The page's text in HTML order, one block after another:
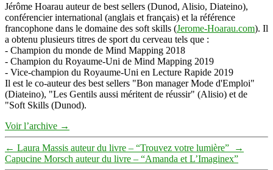
Jérôme Hoarau auteur de best sellers (Dunod, Alisio, Diateino),
conférencier international (anglais et français) et la référence
francophone dans le domaine des soft skills (Jerome-Hoarau.com). Il
a obtenu plusieurs titres de sport du cerveau tels que :
- Champion du monde de Mind Mapping 2018
- Champion du Royaume-Uni de Mind Mapping 2019
- Vice-champion du Royaume-Uni en Lecture Rapide 2019
Il est le co-auteur des best sellers "Bon manager Mode d'Emploi"
(Diateino), "Les Gentils aussi méritent de réussir" (Alisio) et de
"Soft Skills (Dunod).
Voir l’archive →
← Laura Massis auteur du livre – “Trouvez votre lumière” ⁠
→
Capucine Morsch auteur du livre – “Amanda et L’Imaginex”⁠